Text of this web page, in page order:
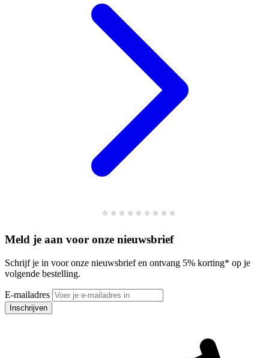
Meld je aan voor onze nieuwsbrief
Schrijf je in voor onze nieuwsbrief en ontvang 5% korting* op je
volgende bestelling.
E-mailadres
Inschrijven